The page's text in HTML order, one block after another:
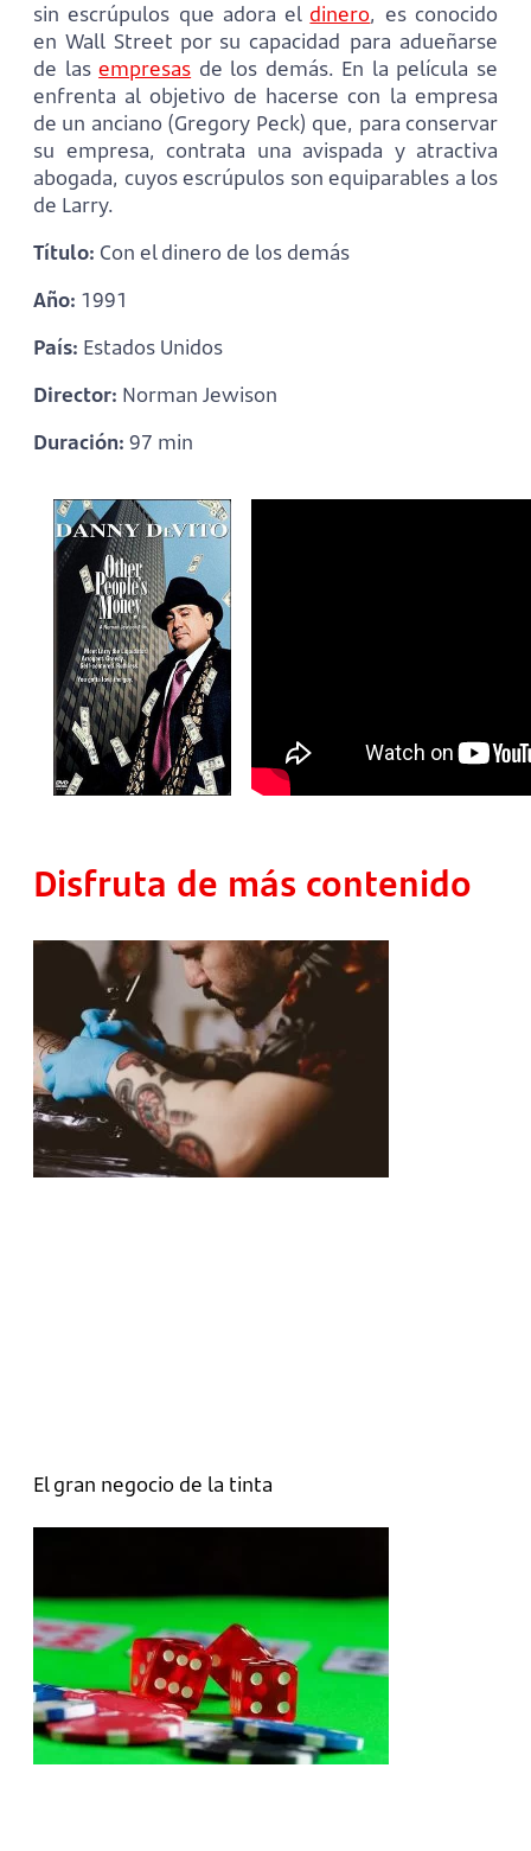
sin escrúpulos que adora el dinero, es conocido
en Wall Street por su capacidad para adueñarse
de lasempresas de los demás. En la película se
enfrenta al objetivo de hacerse con la empresa
de un anciano (Gregory Peck) que, para conservar
su empresa, contrata una avispada y atractiva
abogada, cuyos escrúpulos son equiparables a los
de Larry.
Título: Con el dinero de los demás
Año: 1991
País: Estados Unidos
Director: Norman Jewison
Duración: 97 min
Disfruta de más contenido
El gran negocio de la tinta